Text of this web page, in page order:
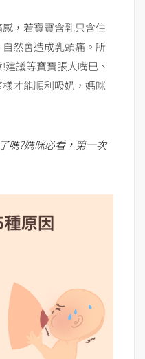
，若寶寶含乳只含住
然會造成乳頭痛。所
議等寶寶張大嘴巴、
才能順利吸奶，媽咪
嗎?媽咪必看，第一次